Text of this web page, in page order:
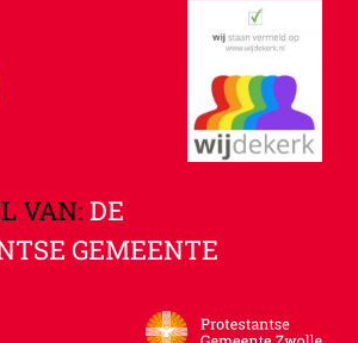
VAN: DE
GEMEENTE